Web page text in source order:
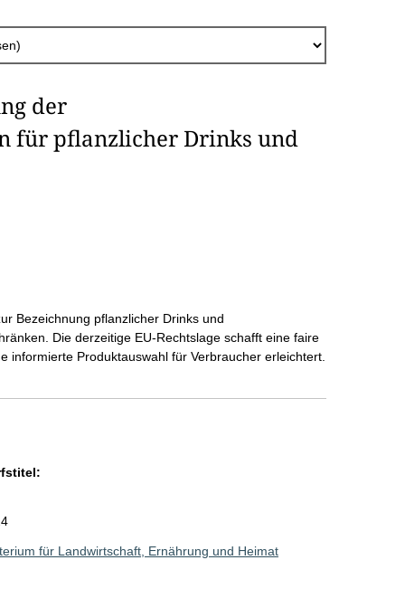
der
für pflanzlicher Drinks und
Bezeichnung pflanzlicher Drinks und
Die derzeitige EU-Rechtslage schafft eine faire
informierte Produktauswahl für Verbraucher erleichtert.
für Landwirtschaft, Ernährung und Heimat